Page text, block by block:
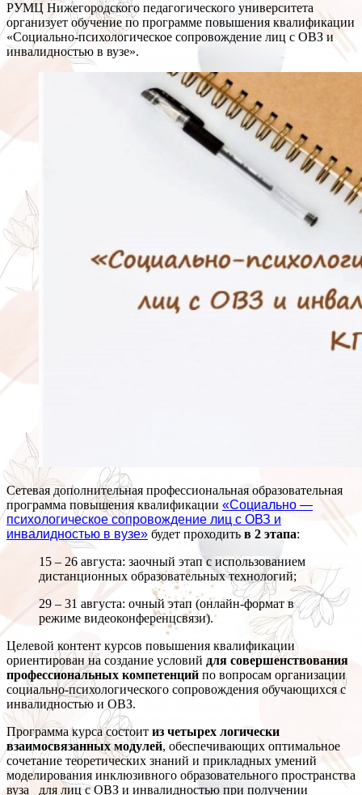
РУМЦ Нижегородского педагогического университета
организует обучение по программе повышения квалификации
«Социально-психологическое сопровождение лиц с ОВЗ и
инвалидностью в вузе».
Сетевая дополнительная профессиональная образовательная
программа повышения квалификации «Социально —
психологическое сопровождение лиц с ОВЗ и
инвалидностью в вузе» будет проходить в 2 этапа:
15 – 26 августа: заочный этап с использованием
дистанционных образовательных технологий;
29 – 31 августа: очный этап (онлайн-формат в
режиме видеоконференцсвязи).
Целевой контент курсов повышения квалификации
ориентирован на создание условий для совершенствования
профессиональных компетенций по вопросам организации
социально-психологического сопровождения обучающихся с
инвалидностью и ОВЗ.
Программа курса состоит из четырех логически
взаимосвязанных модулей, обеспечивающих оптимальное
сочетание теоретических знаний и прикладных умений
моделирования инклюзивного образовательного пространства
вуза для лиц с ОВЗ и инвалидностью при получении